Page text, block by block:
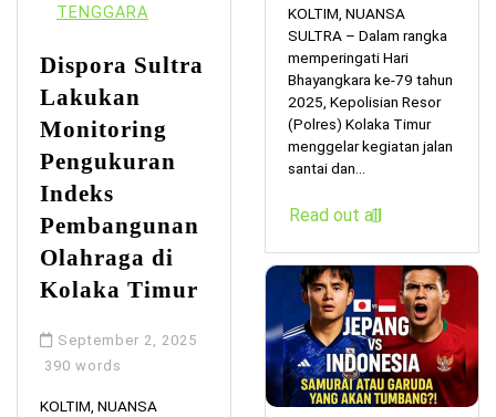
TENGGARA
Dispora Sultra
Lakukan
Monitoring
Pengukuran
Indeks
Pembangunan
Olahraga di
Kolaka Timur
September 2, 2025
390 words
KOLTIM, NUANSA
KOLTIM, NUANSA
SULTRA – Dalam rangka
memperingati Hari
Bhayangkara ke-79 tahun
2025, Kepolisian Resor
(Polres) Kolaka Timur
menggelar kegiatan jalan
santai dan...
Read out all